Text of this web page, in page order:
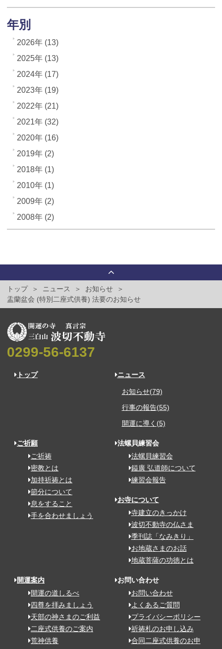
年別
2026年 (13)
2025年 (13)
2024年 (17)
2023年 (19)
2022年 (21)
2021年 (32)
2020年 (16)
2019年 (2)
2018年 (1)
2010年 (1)
2009年 (2)
2008年 (2)
トップ ニュース
お知らせ
盂蘭盆会 (特別二座式供養) 法要のお知らせ
0299-56-6137
トップ ニュース
お知らせ(79)
行事の報告(55)
開運に導く(5)
ご祈願
ご祈祷
密教とは
加持祈祷とは
節分について
息をすること
手を合わせましょう
法螺貝練習会
法螺貝練習会
鎰廣 弘道師について
練習会報告
お寺について
寺建立のきっかけ
波切不動寺の仏さま
季刊誌「なみきり」
お地蔵さまのお話
地蔵菩薩の功徳とは
開運案内
開運の道しるべ
四尊を拝みましょう
天部の神さまのご利益
二座式供養のご案内
荒神供養
お問い合わせ
お問い合わせ
よくあるご質問
プライバシーポリシー
祈祷札のお申し込み
合同二座式供養のお申